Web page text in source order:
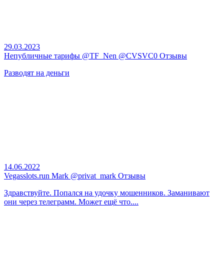
29.03.2023
Непубличные тарифы @TF_Nen @CVSVC0 Отзывы
Разводят на деньги
14.06.2022
Vegasslots.run Mark @privat_mark Отзывы
Здравствуйте. Попался на удочку мошенников. Заманивают
они через телеграмм. Может ещё что....